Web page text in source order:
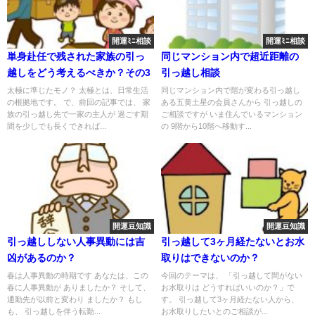
開運ﾐﾆ相談
単身赴任で残された家族の引っ
越しをどう考えるべきか？その3
太極に準じたモノ？ 太極とは、日常生活
の根拠地です。 で、前回の記事では、 家
族の引っ越し先で一家の主人が 過ごす期
間を少しでも長くできれば...
開運ﾐﾆ相談
同じマンション内で超近距離の
引っ越し相談
同じマンション内で階が変わる引っ越し
ある五黄土星の会員さんから 引っ越しの
ご相談ですが いま住んでいるマンション
の 9階から10階へ移動す...
開運豆知識
引っ越ししない人事異動には吉
凶があるのか？
春は人事異動の時期です あなたは、この
春に人事異動が ありましたか？ そして、
通勤先が以前と変わり ましたか？ もし
も、 引っ越しを伴う転勤...
開運豆知識
引っ越して3ヶ月経たないとお水
取りはできないのか？
今回のテーマは、 「引っ越して間がない
お水取りは どうすればいいのか？」で
す。 引っ越して3ヶ月経たない人から、
お水取りしたいとのご相談が...